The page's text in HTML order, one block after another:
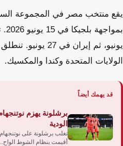
يقع منتخب مصر في المجموعة
الولايات المتحدة وكندا والمكسيك.
قد يهمك أيضاً
برشلونة يهزم
الودية
تغلب برشلونة على
أقيمت بنظام الشوط